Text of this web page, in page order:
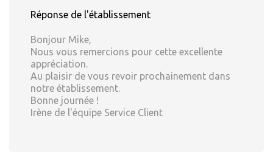
Réponse de l'établissement
Bonjour Mike,
Nous vous remercions pour cette excellente
appréciation.
Au plaisir de vous revoir prochainement dans
notre établissement.
Bonne journée !
Irène de l'équipe Service Client